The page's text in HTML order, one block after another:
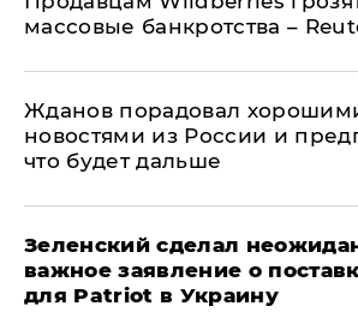
массовые банкротства –
Жданов порадовал
новостями из России и
что будет дальше
Зеленский сделал
важное заявление о
для Patriot в Украину